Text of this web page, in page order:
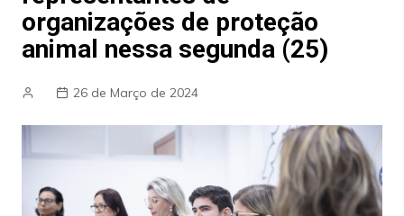
organizações de proteção
animal nessa segunda (25)
26 de Março de 2024